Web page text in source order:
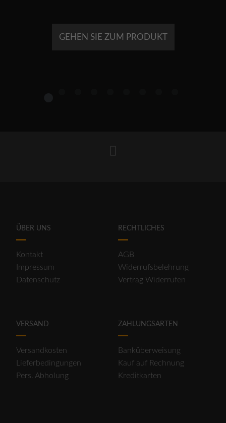
GEHEN SIE ZUM PRODUKT
ÜBER UNS
Kontakt
Impressum
Datenschutz
RECHTLICHES
AGB
Widerrufsbelehrung
Vertrag Widerrufen
VERSAND
Versandkosten
Lieferbedingungen
Pers. Abholung
ZAHLUNGSARTEN
Banküberweisung
Kauf auf Rechnung
Kreditkarten